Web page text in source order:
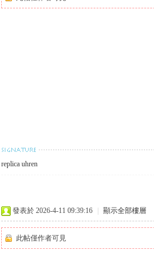
replica uhren
發表於 2026-4-11 09:39:16 顯示全部樓層
此帖僅作者可見